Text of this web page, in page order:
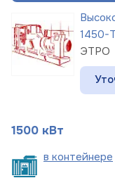
1450-
ЭТРО
1500 кВт
в контейнере